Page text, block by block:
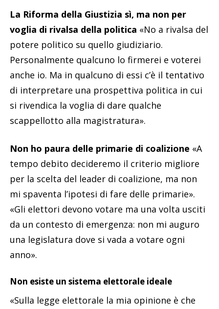
La Riforma della Giustizia sì, ma non per
voglia di rivalsa della politica «No a rivalsa del
potere politico su quello giudiziario.
Personalmente qualcuno lo firmerei e voterei
anche io. Ma in qualcuno di essi c’è il tentativo
di interpretare una prospettiva politica in cui
si rivendica la voglia di dare qualche
scappellotto alla magistratura».
Non ho paura delle primarie di coalizione «A
tempo debito decideremo il criterio migliore
per la scelta del leader di coalizione, ma non
mi spaventa l’ipotesi di fare delle primarie».
«Gli elettori devono votare ma una volta usciti
da un contesto di emergenza: non mi auguro
una legislatura dove si vada a votare ogni
anno».
Non esiste un sistema elettorale ideale
«Sulla legge elettorale la mia opinione è che